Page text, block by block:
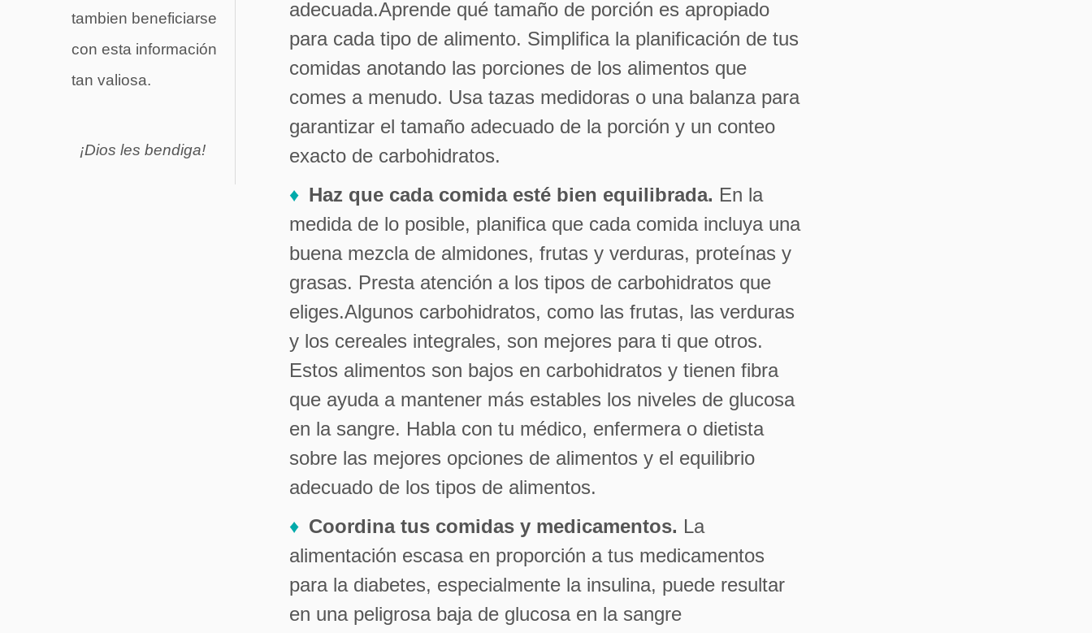
tambien beneficiarse
con esta información
tan valiosa.
¡Dios les bendiga!
adecuada.Aprende qué tamaño de porción es apropiado
para cada tipo de alimento. Simplifica la planificación de tus
comidas anotando las porciones de los alimentos que
comes a menudo. Usa tazas medidoras o una balanza para
garantizar el tamaño adecuado de la porción y un conteo
exacto de carbohidratos.
Haz que cada comida esté bien equilibrada. En la
medida de lo posible, planifica que cada comida incluya una
buena mezcla de almidones, frutas y verduras, proteínas y
grasas. Presta atención a los tipos de carbohidratos que
eliges.Algunos carbohidratos, como las frutas, las verduras
y los cereales integrales, son mejores para ti que otros.
Estos alimentos son bajos en carbohidratos y tienen fibra
que ayuda a mantener más estables los niveles de glucosa
en la sangre. Habla con tu médico, enfermera o dietista
sobre las mejores opciones de alimentos y el equilibrio
adecuado de los tipos de alimentos.
Coordina tus comidas y medicamentos. La
alimentación escasa en proporción a tus medicamentos
para la diabetes, especialmente la insulina, puede resultar
en una peligrosa baja de glucosa en la sangre